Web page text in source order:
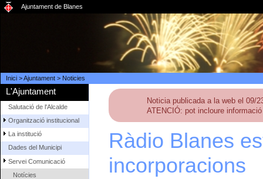
Ajuntament de Blanes
Inici>Ajuntament> Noticies
L'Ajuntament
Salutació de l'Alcalde
Organització institucional
La institució
Dades del Municipi
Servei Comunicació
Notícies
Noticia publicada a la web el 09/
ATENCIÓ: pot incloure
Ràdio Blanes
incorporacions